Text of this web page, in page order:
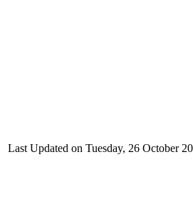
Last Updated on Tuesday, 26 October